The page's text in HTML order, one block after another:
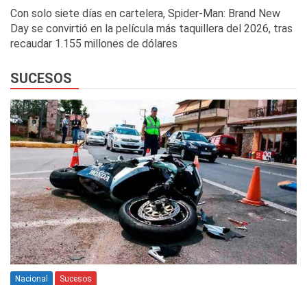
Con solo siete días en cartelera, Spider-Man: Brand New
Day se convirtió en la película más taquillera del 2026, tras
recaudar 1.155 millones de dólares
SUCESOS
Nacional Sucesos